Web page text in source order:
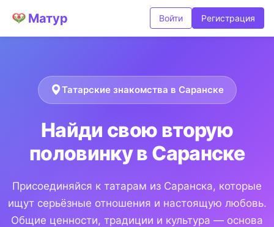
Матур Войти Регистрация
Татарские знакомства в Саранске
Найди свою вторую
половинку в Саранске
Присоединяйся к татарам из Саранска, которые
ищут серьёзные отношения и настоящую любовь.
Общие ценности, традиции и культура — основа